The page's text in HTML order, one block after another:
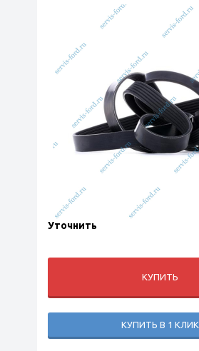
Уточнить
КУПИТЬ
КУПИТЬ В 1 КЛИК